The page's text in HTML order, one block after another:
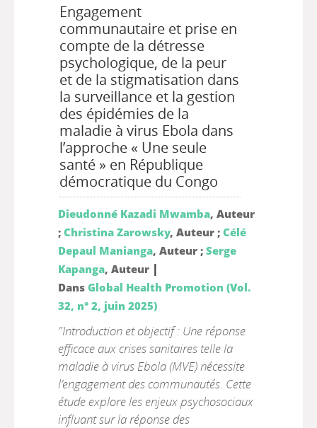
Engagement
communautaire et prise en
compte de la détresse
psychologique, de la peur
et de la stigmatisation dans
la surveillance et la gestion
des épidémies de la
maladie à virus Ebola dans
l’approche « Une seule
santé » en République
démocratique du Congo
Dieudonné Kazadi Mwamba, Auteur
; Christina Zarowsky, Auteur ; Célé
Depaul Manianga, Auteur ; Serge
Kapanga, Auteur |
Dans Global Health Promotion (Vol.
32, n° 2, juin 2025)
"Introduction et objectif : Une réponse
efficace aux crises sanitaires telle la
maladie à virus Ebola (MVE) nécessite
l’engagement des communautés. Cette
étude explore les enjeux psychosociaux
influant sur la réponse des